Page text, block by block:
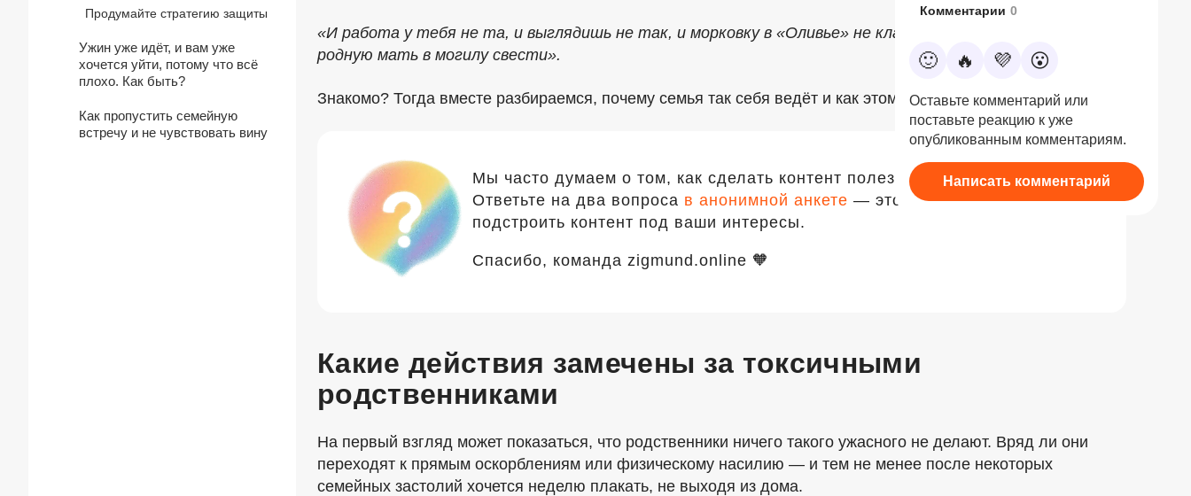
Продумайте стратегию защиты
Ужин уже идёт, и вам уже
хочется уйти, потому что всё
плохо. Как быть?
Как пропустить семейную
встречу и не чувствовать вину
«И работа у тебя не та, и выглядишь не так, и морковку в «Оливье» не кладёшь, и вообще мечтаешь
родную мать в могилу свести».
Знакомо? Тогда вместе разбираемся, почему семья так себя ведёт и как этому противостоять.
Мы часто думаем о том, как сделать контент полезнее и ближе к вам.
Ответьте на два вопроса в анонимной анкете — это поможет нам
подстроить контент под ваши интересы.
Спасибо, команда zigmund.online 🧡
Какие действия замечены за токсичными
родственниками
На первый взгляд может показаться, что родственники ничего такого ужасного не делают. Вряд ли они
переходят к прямым оскорблениям или физическому насилию — и тем не менее после некоторых
семейных застолий хочется неделю плакать, не выходя из дома.
Комментарии 0
🙂 🔥 💜 😮
Оставьте комментарий или
поставьте реакцию к уже
опубликованным комментариям.
Написать комментарий